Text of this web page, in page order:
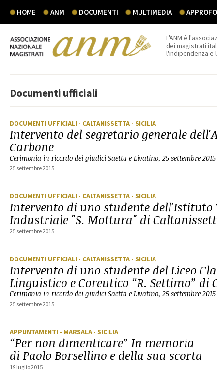
HOME ANM DOCUMENTI MULTIMEDIA
L'ANM è
dei magistrati
l'indipendenza e
Documenti ufficiali
DOCUMENTI UFFICIALI - CALTANISSETTA - SICILIA
Intervento del segretario generale
Carbone
Cerimonia in ricordo dei giudici Saetta e Livatino, 25 settembre 2015
25 settembre 2015
DOCUMENTI UFFICIALI - CALTANISSETTA - SICILIA
Intervento di uno studente dell'Istituto
Industriale "S. Mottura" di
25 settembre 2015
DOCUMENTI UFFICIALI - CALTANISSETTA - SICILIA
Intervento di uno studente del Liceo
Linguistico e Coreutico “R. Settimo” di
Cerimonia in ricordo dei giudici Saetta e Livatino, 25 settembre 2015
25 settembre 2015
APPUNTAMENTI - MARSALA - SICILIA
“Per non dimenticare” In memoria
di Paolo Borsellino e della sua scorta
19 luglio 2015